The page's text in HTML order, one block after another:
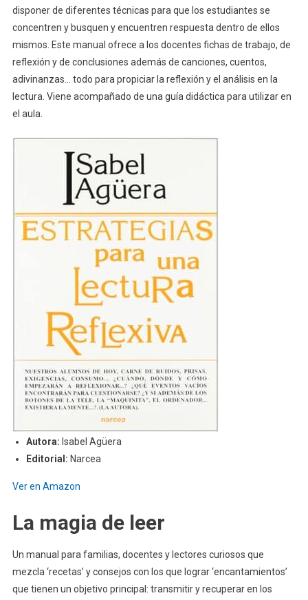
disponer de diferentes técnicas para que los estudiantes se
concentren y busquen y encuentren respuesta dentro de ellos
mismos. Este manual ofrece a los docentes fichas de trabajo, de
reflexión y de conclusiones además de canciones, cuentos,
adivinanzas… todo para propiciar la reflexión y el análisis en la
lectura. Viene acompañado de una guía didáctica para utilizar en
el aula.
Autora: Isabel Agüera
Editorial: Narcea
Ver en Amazon
La magia de leer
Un manual para familias, docentes y lectores curiosos que
mezcla ‘recetas’ y consejos con los que lograr ‘encantamientos’
que tienen un objetivo principal: transmitir y recuperar en los